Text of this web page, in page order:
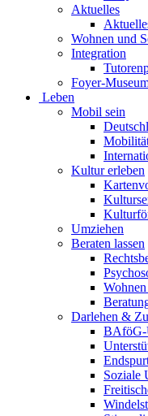
Aktuelles
Wohnen und
Integration
Foyer-
Leben
Mobil sein
Kultur erleben
Umziehen
Beraten lassen
Darlehen &
BAföG-
Soziale